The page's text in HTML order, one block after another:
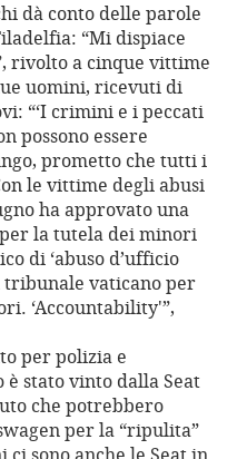
dà conto delle parole
“Mi dispiace
rivolto a cinque vittime
uomini, ricevuti di
“‘I crimini e i peccati
possono essere
prometto che tutti i
le vittime degli abusi
ha approvato una
la tutela dei minori
di ‘abuso d’ufficio
tribunale vaticano per
‘Accountability'”,
per polizia e
stato vinto dalla Seat
che potrebbero
per la “ripulita”